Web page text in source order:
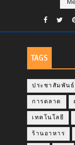
TAGS
ประชาสัมพันธ์
การตลาด
เทคโนโลยี
ร้านอาหาร